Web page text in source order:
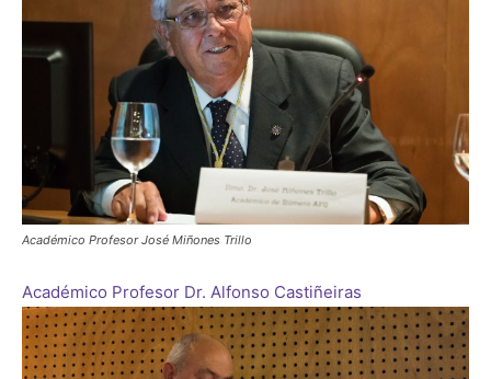
Académico Profesor José Miñones Trillo
Académico Profesor Dr. Alfonso Castiñeiras